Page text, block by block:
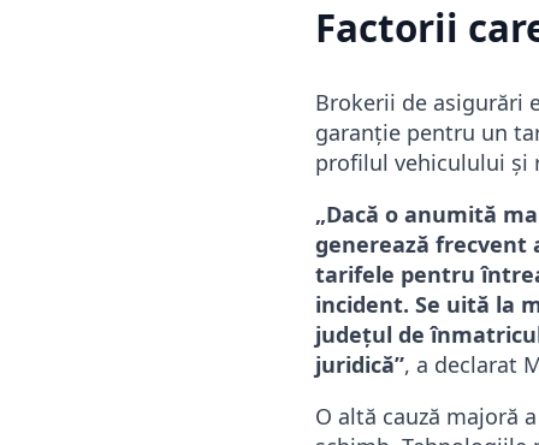
Factorii
Brokerii de asigurări
garanție pentru un
profilul vehiculului și
„Dacă o anumită
generează frecvent
tarifele pentru
incident. Se uită la
județul de
juridică”, a declarat
O altă cauză majoră